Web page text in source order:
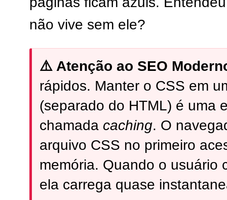
não vive sem ele?
⚠️ Atenção ao SEO
rápidos. Manter o CSS em
(separado do HTML) é uma
chamada caching. O
arquivo CSS no primeiro
memória. Quando o usuário
ela carrega quase